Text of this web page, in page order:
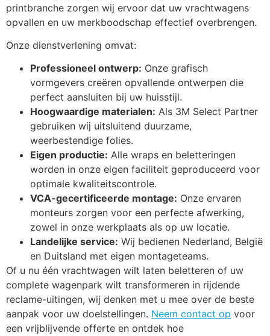
printbranche zorgen wij ervoor dat uw vrachtwagens
opvallen en uw merkboodschap effectief overbrengen.
Onze dienstverlening omvat:
Professioneel ontwerp: Onze grafisch
vormgevers creëren opvallende ontwerpen die
perfect aansluiten bij uw huisstijl.
Hoogwaardige materialen: Als 3M Select Partner
gebruiken wij uitsluitend duurzame,
weerbestendige folies.
Eigen productie: Alle wraps en beletteringen
worden in onze eigen faciliteit geproduceerd voor
optimale kwaliteitscontrole.
VCA-gecertificeerde montage: Onze ervaren
monteurs zorgen voor een perfecte afwerking,
zowel in onze werkplaats als op uw locatie.
Landelijke service: Wij bedienen Nederland, België
en Duitsland met eigen montageteams.
Of u nu één vrachtwagen wilt laten beletteren of uw
complete wagenpark wilt transformeren in rijdende
reclame-uitingen, wij denken met u mee over de beste
aanpak voor uw doelstellingen. Neem contact op voor
een vrijblijvende offerte en ontdek hoe